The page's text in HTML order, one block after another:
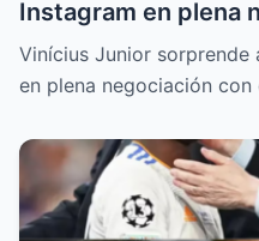
Instagram en plena
Real Madrid
Vinícius Junior
en plena negociación